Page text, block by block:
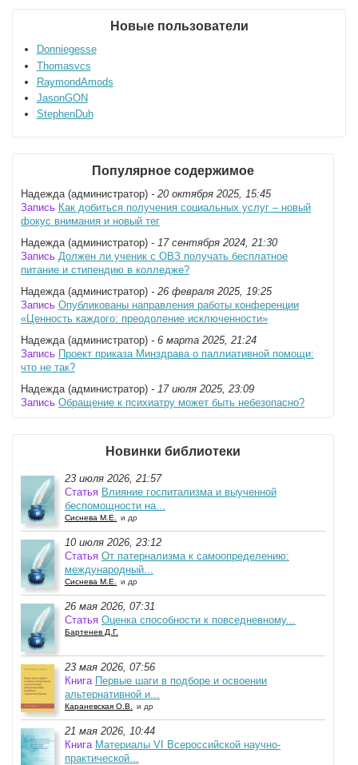
Новые пользователи
Donniegesse
Thomasvcs
RaymondAmods
JasonGON
StephenDuh
Популярное содержимое
Надежда (администратор) - 20 октября 2025, 15:45
Запись Как добиться получения социальных услуг – новый
фокус внимания и новый тег
Надежда (администратор) - 17 сентября 2024, 21:30
Запись Должен ли ученик с ОВЗ получать бесплатное
питание и стипендию в колледже?
Надежда (администратор) - 26 февраля 2025, 19:25
Запись Опубликованы направления работы конференции
«Ценность каждого: преодоление исключенности»
Надежда (администратор) - 6 марта 2025, 21:24
Запись Проект приказа Минздрава о паллиативной помощи:
что не так?
Надежда (администратор) - 17 июля 2025, 23:09
Запись Обращение к психиатру может быть небезопасно?
Новинки библиотеки
23 июля 2026, 21:57
Статья Влияние госпитализма и выученной
беспомощности на...
Сиснева М.Е. и др
10 июля 2026, 23:12
Статья От патернализма к самоопределению:
международный...
Сиснева М.Е. и др
26 мая 2026, 07:31
Статья Оценка способности к повседневному...
Бартенев Д.Г.
23 мая 2026, 07:56
Книга Первые шаги в подборе и освоении
альтернативной и...
Караневская О.В. и др
21 мая 2026, 10:44
Книга Материалы VI Всероссийской научно-
практической...